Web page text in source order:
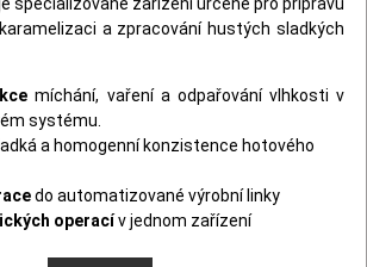
a zpracování hustých sladkých
míchání, vaření a odpařování vlhkosti v
systému.
a homogenní konzistence hotového
do automatizované výrobní linky
operacív jednom zařízení